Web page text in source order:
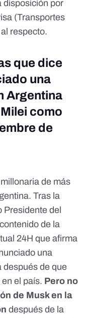
disposición por
(Transportes
respecto.
que dice
una
Argentina
como
de
de más
Tras la
del
de la
24H que afirma
una
después de que
el país. Pero no
de Musk en la
después de la